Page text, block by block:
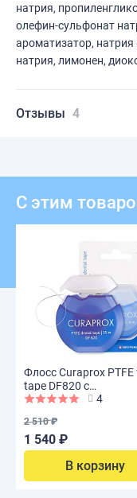
натрия,
олефин-сульфонат
ароматизатор,
натрия, лимонен,
Отзывы 4
С этим
Флосс Curaprox PTFE
tape DF820 с
хлоргексидином, 35 м
4
2 510 ₽
1 540 ₽
В корзину